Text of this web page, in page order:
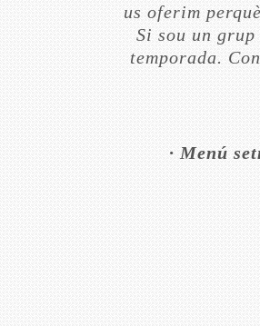
us oferim
Si sou un grup
temporada.
· Menú